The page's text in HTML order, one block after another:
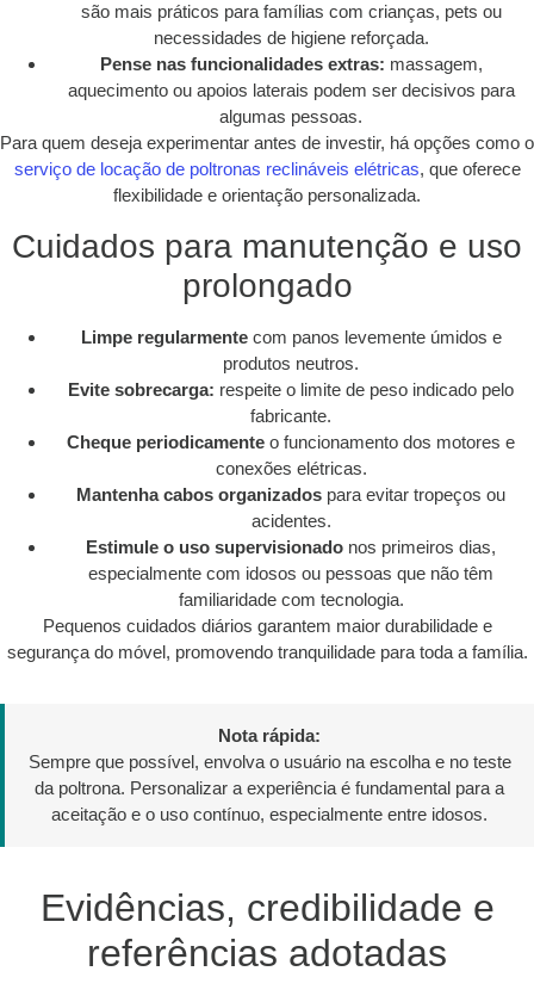
são mais práticos para famílias com crianças, pets ou
necessidades de higiene reforçada.
Pense nas funcionalidades extras: massagem,
aquecimento ou apoios laterais podem ser decisivos para
algumas pessoas.
Para quem deseja experimentar antes de investir, há opções como o
serviço de locação de poltronas reclináveis elétricas, que oferece
flexibilidade e orientação personalizada.
Cuidados para manutenção e uso
prolongado
Limpe regularmentecom panos levemente úmidos e
produtos neutros.
Evite sobrecarga: respeite o limite de peso indicado pelo
fabricante.
Cheque periodicamente o funcionamento dos motores e
conexões elétricas.
Mantenha cabos organizados para evitar tropeços ou
acidentes.
Estimule o uso supervisionado nos primeiros dias,
especialmente com idosos ou pessoas que não têm
familiaridade com tecnologia.
Pequenos cuidados diários garantem maior durabilidade e
segurança do móvel, promovendo tranquilidade para toda a família.
Nota rápida:
Sempre que possível, envolva o usuário na escolha e no teste
da poltrona. Personalizar a experiência é fundamental para a
aceitação e o uso contínuo, especialmente entre idosos.
Evidências, credibilidade e
referências adotadas